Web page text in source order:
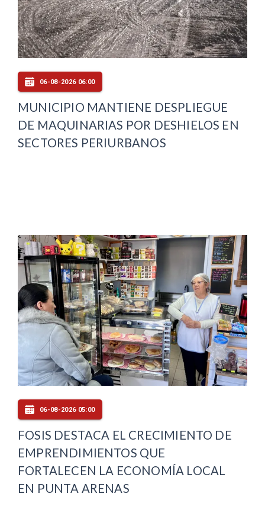
06-08-2026 06:00
MUNICIPIO MANTIENE DESPLIEGUE
DE MAQUINARIAS POR DESHIELOS EN
SECTORES PERIURBANOS
06-08-2026 05:00
FOSIS DESTACA EL CRECIMIENTO DE
EMPRENDIMIENTOS QUE
FORTALECEN LA ECONOMÍA LOCAL
EN PUNTA ARENAS